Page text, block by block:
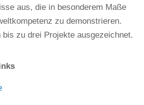
aus, die in besonderem Maße
zu demonstrieren.
zu drei Projekte ausgezeichnet.